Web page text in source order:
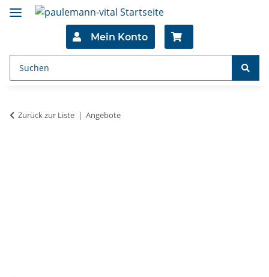
Mein Konto
Zurück zur Liste Angebote